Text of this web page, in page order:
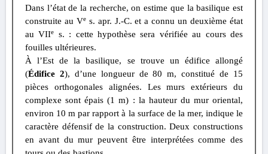
Dans l’état de la recherche, on estime que la basilique est
construite au Ves. apr. J.-C. et a connu un deuxième état
au VIIe
s. : cette hypothèse sera vérifiée au cours des
fouilles ultérieures.
À l’Est de la basilique, se trouve un édifice allongé
(Édifice 2), d’une longueur de 80 m, constitué de 15
pièces orthogonales alignées. Les murs extérieurs du
complexe sont épais (1 m) : la hauteur du mur oriental,
environ 10 m par rapport à la surface de la mer, indique le
caractère défensif de la construction. Deux constructions
en avant du mur peuvent être interprétées comme des